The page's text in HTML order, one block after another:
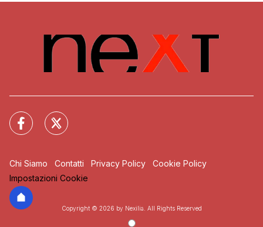
Chi Siamo Contatti Privacy Policy
Cookie Policy
Impostazioni Cookie
Copyright © 2026 by Nexilia. All Rights Reserved